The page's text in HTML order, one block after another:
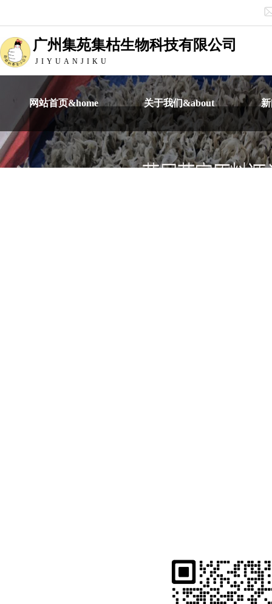
广州集苑集枯生物科技有限公司
JIYUANJIKU
网站首页&home 关于我们&about